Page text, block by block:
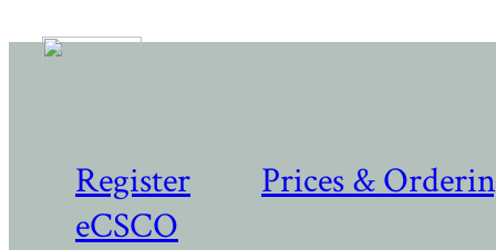
Register
Prices &
eCSCO